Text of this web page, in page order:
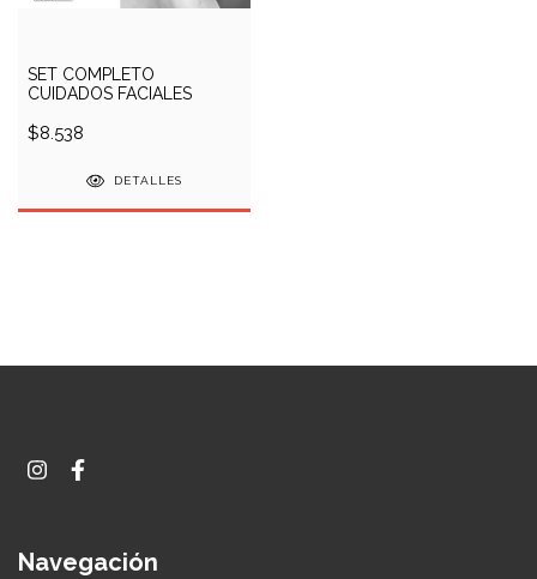
SET COMPLETO
CUIDADOS FACIALES
$8.538
DETALLES
Navegación